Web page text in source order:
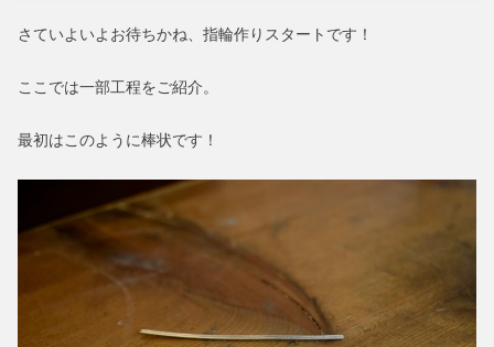
さていよいよお待ちかね、指輪作りスタートです！
ここでは一部工程をご紹介。
最初はこのように棒状です！